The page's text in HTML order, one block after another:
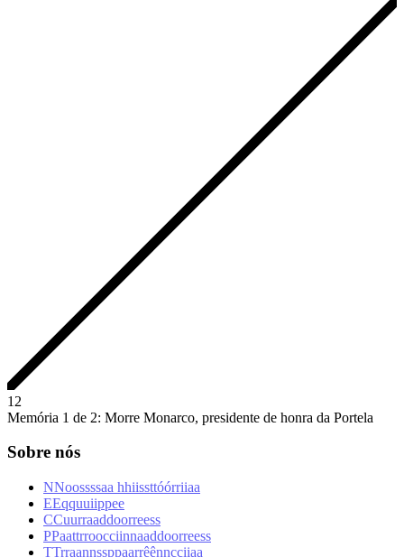
1 2
Memória 1 de 2: Morre Monarco, presidente de honra da Portela
Sobre nós
NNoossssaa hhiissttóórriiaa
EEqquuiippee
CCuurraaddoorreess
PPaattrroocciinnaaddoorreess
TTrraannssppaarrêênncciiaa